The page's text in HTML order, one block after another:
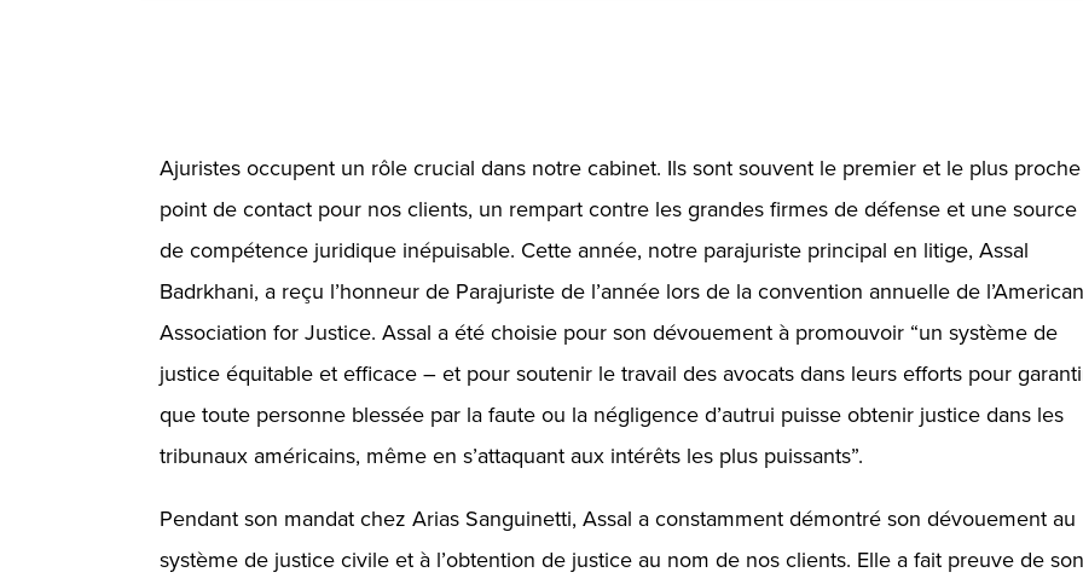
Ajuristes occupent un rôle crucial dans notre cabinet. Ils sont souvent le premier et le plus proche
point de contact pour nos clients, un rempart contre les grandes firmes de défense et une source
de compétence juridique inépuisable. Cette année, notre parajuriste principal en litige, Assal
Badrkhani, a reçu l’honneur de Parajuriste de l’année lors de la convention annuelle de l’American
Association for Justice. Assal a été choisie pour son dévouement à promouvoir “un système de
justice équitable et efficace – et pour soutenir le travail des avocats dans leurs efforts pour
que toute personne blessée par la faute ou la négligence d’autrui puisse obtenir justice dans les
tribunaux américains, même en s’attaquant aux intérêts les plus puissants”.
Pendant son mandat chez Arias Sanguinetti, Assal a constamment démontré son dévouement au
système de justice civile et à l’obtention de justice au nom de nos clients. Elle a fait preuve de son